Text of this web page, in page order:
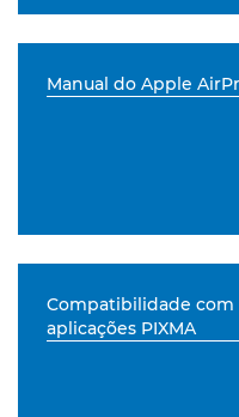
Manual do Apple
Compatibilidade com
aplicações PIXMA